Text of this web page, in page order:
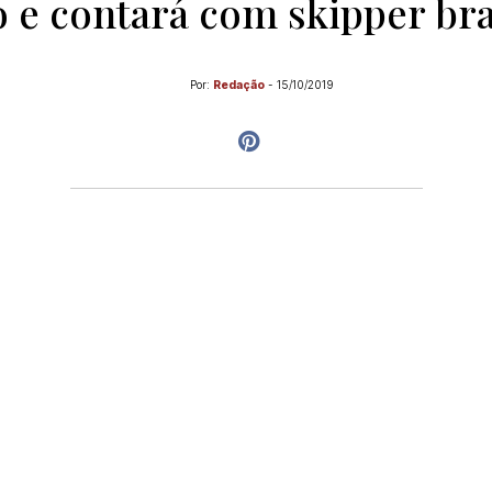
e contará com skipper
Por: Redação - 15/10/2019